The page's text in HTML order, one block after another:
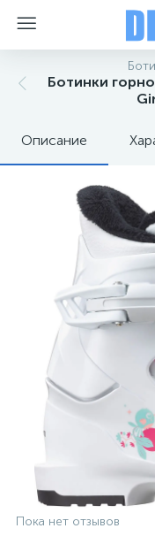
Ботинки
Описание
Пока нет отзывов